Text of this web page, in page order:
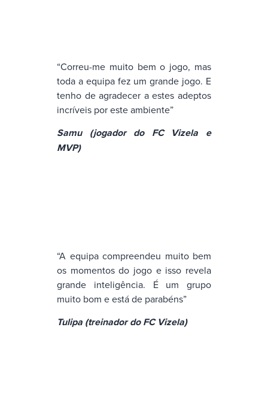
“Correu-me muito bem o jogo, mas
toda a equipa fez um grande jogo. E
tenho de agradecer a estes adeptos
incríveis por este ambiente”
Samu (jogador do FC Vizela e
MVP)
“A equipa compreendeu muito bem
os momentos do jogo e isso revela
grande inteligência. É um grupo
muito bom e está de parabéns”
Tulipa (treinador do FC Vizela)